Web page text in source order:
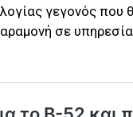
γεγονός
σε